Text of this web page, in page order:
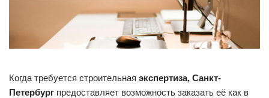
Когда требуется строительная экспертиза, Санкт-
Петербург предоставляет возможность заказать её как в